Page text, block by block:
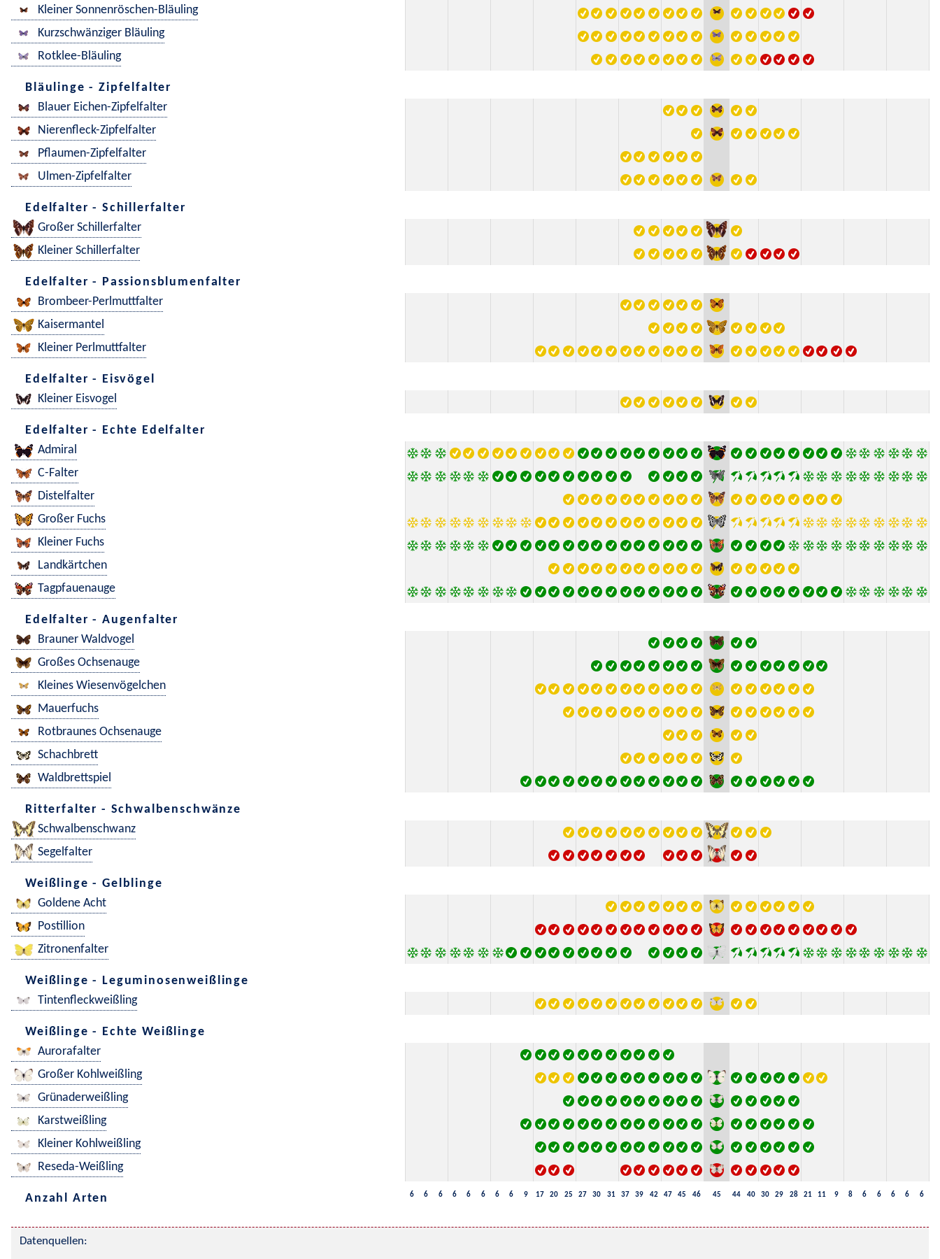
Kleiner Sonnenröschen-Bläuling
Kurzschwänziger Bläuling
Rotklee-Bläuling
Bläulinge - Zipfelfalter
Blauer Eichen-Zipfelfalter
Nierenfleck-Zipfelfalter
Pflaumen-Zipfelfalter
Ulmen-Zipfelfalter
Edelfalter - Schillerfalter
Großer Schillerfalter
Kleiner Schillerfalter
Edelfalter - Passionsblumenfalter
Brombeer-Perlmuttfalter
Kaisermantel
Kleiner Perlmuttfalter
Edelfalter - Eisvögel
Kleiner Eisvogel
Edelfalter - Echte Edelfalter
Admiral
C-Falter
Distelfalter
Großer Fuchs
Kleiner Fuchs
Landkärtchen
Tagpfauenauge
Edelfalter - Augenfalter
Brauner Waldvogel
Großes Ochsenauge
Kleines Wiesenvögelchen
Mauerfuchs
Rotbraunes Ochsenauge
Schachbrett
Waldbrettspiel
Ritterfalter - Schwalbenschwänze
Schwalbenschwanz
Segelfalter
Weißlinge - Gelblinge
Goldene Acht
Postillion
Zitronenfalter
Weißlinge - Leguminosenweißlinge
Tintenfleckweißling
Weißlinge - Echte Weißlinge
Aurorafalter
Großer Kohlweißling
Grünaderweißling
Karstweißling
Kleiner Kohlweißling
Reseda-Weißling
Anzahl Arten 6 6 6 6 6 6 6 6 9 17 20 25 27 30 31 37 39 42 47 45 46 45 44 40 30 29 28 21 11 9 8 6 6 6 6 6
Datenquellen: